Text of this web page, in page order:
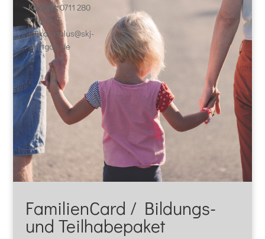
Kontakt:0711 280
77 659 |
julika.paulus@skj-
stuttgart.de
FamilienCard / Bildungs-
und Teilhabepaket